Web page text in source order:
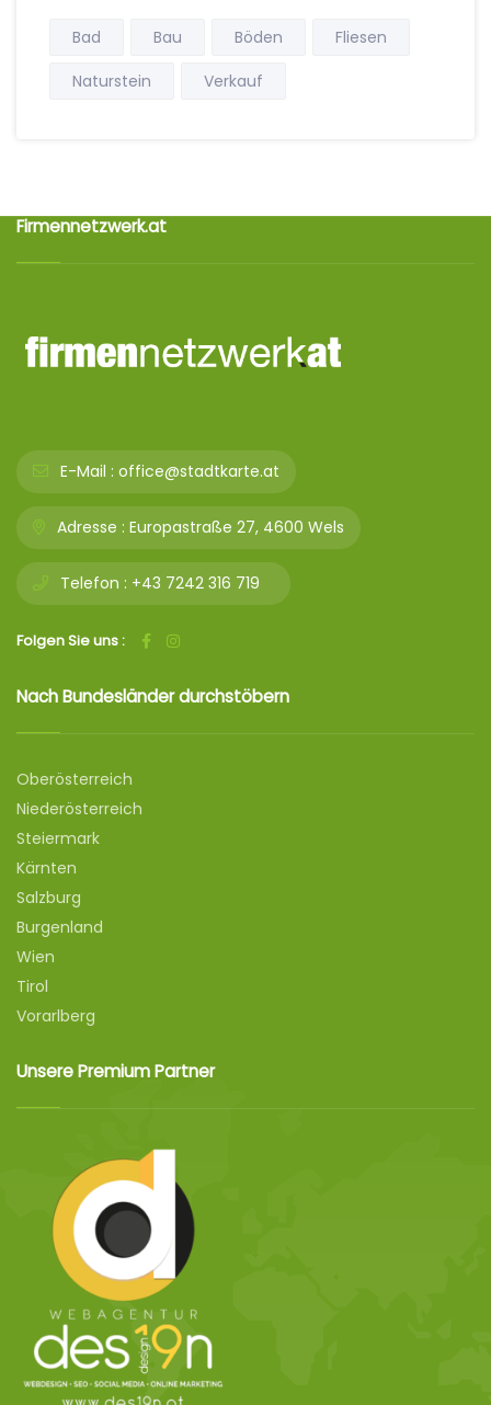
Bad Bau Böden
Fliesen
Naturstein
Verkauf
Firmennetzwerk.at
E-Mail : office@stadtkarte.at
Adresse : Europastraße 27, 4600 Wels
Telefon : +43 7242 316 719
Folgen Sie uns :
Nach Bundesländer durchstöbern
Oberösterreich
Niederösterreich
Steiermark
Kärnten
Salzburg
Burgenland
Wien
Tirol
Vorarlberg
Unsere Premium Partner